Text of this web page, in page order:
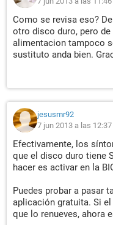
Como se revisa eso?
otro disco duro, pero
alimentacion tampoco
sustituto anda bien.
jesusmr92
7 jun 2013 a las 12:37
Efectivamente, los
que el disco duro tiene
hacer es activar en la
Puedes probar a pasar
aplicación gratuita. Si
que lo renueves, ahora